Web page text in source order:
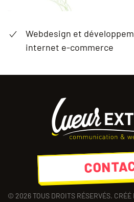
Webdesign et
internet e-commerce
© 2026TOUS DROITS RÉSERVÉS.